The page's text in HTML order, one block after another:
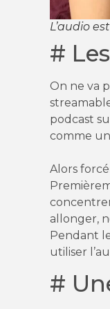
L’audio
#
On ne va
podcast
comme
Alors
allonger,
Pendant
utiliser
#